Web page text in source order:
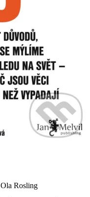
Rosling